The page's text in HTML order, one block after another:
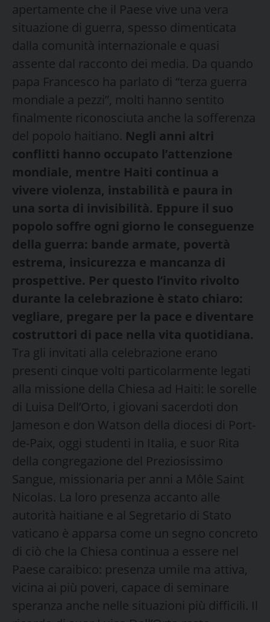
apertamente che il Paese vive una vera
situazione di guerra, spesso dimenticata
dalla comunità internazionale e quasi
assente dal racconto dei media. Da quando
papa Francesco ha parlato di “terza guerra
mondiale a pezzi”, molti hanno sentito
finalmente riconosciuta anche la sofferenza
del popolo haitiano. Negli anni altri
conflitti hanno occupato l’attenzione
mondiale, mentre Haiti continua a
vivere violenza, instabilità e paura in
una sorta di invisibilità. Eppure il suo
popolo soffre ogni giorno le conseguenze
della guerra: bande armate, povertà
estrema, insicurezza e mancanza di
prospettive. Per questo l’invito rivolto
durante la celebrazione è stato chiaro:
vegliare, pregare per la pace e diventare
costruttori di pace nella vita quotidiana.
Tra gli invitati alla celebrazione erano
presenti cinque volti particolarmente legati
alla missione della Chiesa ad Haiti: le sorelle
di Luisa Dell’Orto, i giovani sacerdoti don
Jameson e don Watson della diocesi di Port-
de-Paix, oggi studenti in Italia, e suor Rita
della congregazione del Preziosissimo
Sangue, missionaria per anni a Môle Saint
Nicolas. La loro presenza accanto alle
autorità haitiane e al Segretario di Stato
vaticano è apparsa come un segno concreto
di ciò che la Chiesa continua a essere nel
Paese caraibico: presenza umile ma attiva,
vicina ai più poveri, capace di seminare
speranza anche nelle situazioni più difficili. Il